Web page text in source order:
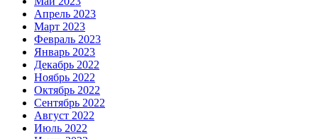
Апрель 2023
Март 2023
Февраль 2023
Январь 2023
Декабрь 2022
Ноябрь 2022
Октябрь 2022
Сентябрь 2022
Август 2022
Июль 2022